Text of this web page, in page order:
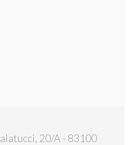
20/A - 83100